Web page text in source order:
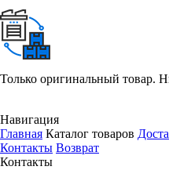
Только оригинальный товар.
Навигация
Главная Каталог товаров
Контакты Возврат
Контакты